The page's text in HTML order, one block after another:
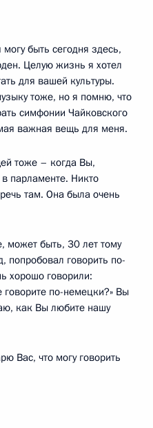
быть сегодня здесь,
Целую жизнь я хотел
для вашей культуры.
тоже, но я помню, что
симфонии Чайковского
важная вещь для меня.
тоже – когда Вы,
парламенте. Никто
там. Она была очень
может быть, 30 лет тому
попробовал говорить по-
хорошо говорили:
по-немецки?» Вы
как Вы любите нашу
Вас, что могу говорить